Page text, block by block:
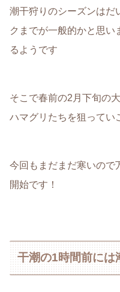
潮干狩りのシーズンはだ
クまでが一般的かと思い
るようです
そこで春前の2月下旬の
ハマグリたちを狙ってい
今回もまだまだ寒いので
開始です！
干潮の1時間前には